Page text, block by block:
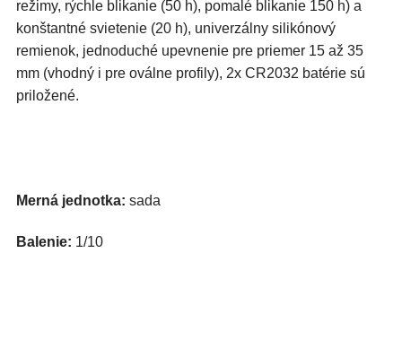
režimy, rýchle blikanie (50 h), pomalé blikanie 150 h) a
konštantné svietenie (20 h), univerzálny silikónový
remienok, jednoduché upevnenie pre priemer 15 až 35
mm (vhodný i pre oválne profily), 2x CR2032 batérie sú
priložené.
Merná jednotka: sada
Balenie: 1/10